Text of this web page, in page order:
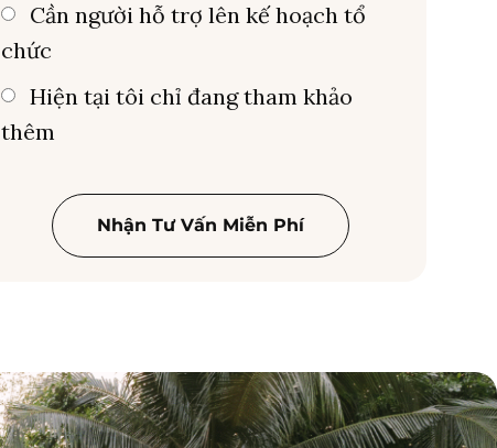
Cần người hỗ trợ lên kế hoạch tổ
chức
Hiện tại tôi chỉ đang tham khảo
thêm
Nhận Tư Vấn Miễn Phí